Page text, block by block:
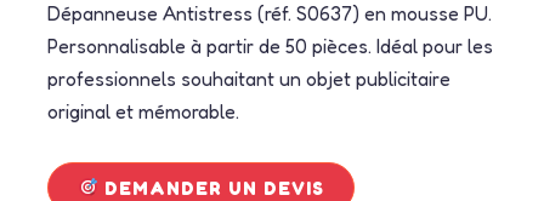
Dépanneuse Antistress (réf. S0637) en mousse PU.
Personnalisable à partir de 50 pièces. Idéal pour les
professionnels souhaitant un objet publicitaire
original et mémorable.
DEMANDER UN DEVIS